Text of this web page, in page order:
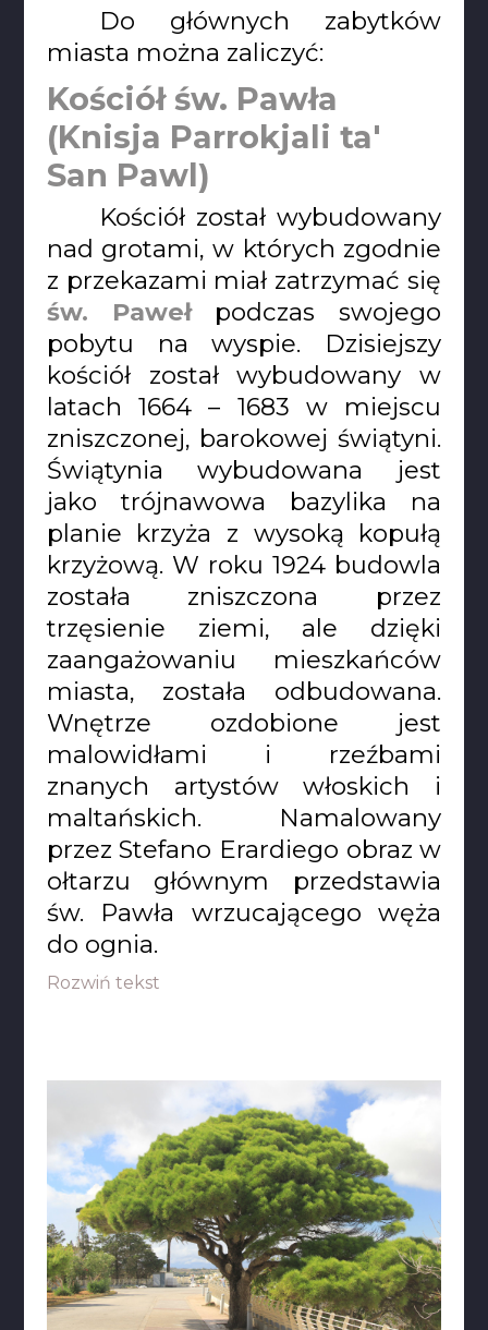
Do głównych zabytków
miasta można zaliczyć:
Kościół św. Pawła
(Knisja Parrokjali ta'
San Pawl)
Kościół został wybudowany
nad grotami, w których zgodnie
z przekazami miał zatrzymać się
św. Pawełpodczas swojego
pobytu na wyspie. Dzisiejszy
kościół został wybudowany w
latach 1664 – 1683 w miejscu
zniszczonej, barokowej świątyni.
Świątynia wybudowana jest
jako trójnawowa bazylika na
planie krzyża z wysoką kopułą
krzyżową. W roku 1924 budowla
została zniszczona przez
trzęsienie ziemi, ale dzięki
zaangażowaniu mieszkańców
miasta, została odbudowana.
Wnętrze ozdobione jest
malowidłami i rzeźbami
znanych artystów włoskich i
maltańskich. Namalowany
przez Stefano Erardiego obraz w
ołtarzu głównym przedstawia
św. Pawła wrzucającego węża
do ognia.
Rozwiń tekst